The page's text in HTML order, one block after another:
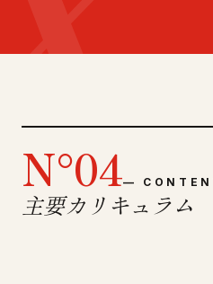
N°04—
主要カリキュラム